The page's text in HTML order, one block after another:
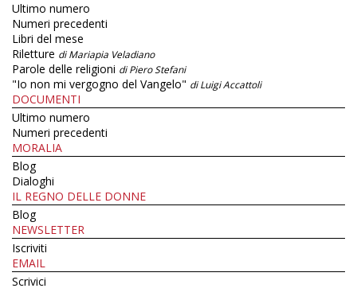
Ultimo numero
Numeri precedenti
Libri del mese
Riletture di Mariapia Veladiano
Parole delle religioni di Piero Stefani
"Io non mi vergogno del Vangelo" di Luigi Accattoli
DOCUMENTI
Ultimo numero
Numeri precedenti
MORALIA
Blog
Dialoghi
IL REGNO DELLE DONNE
Blog
NEWSLETTER
Iscriviti
EMAIL
Scrivici